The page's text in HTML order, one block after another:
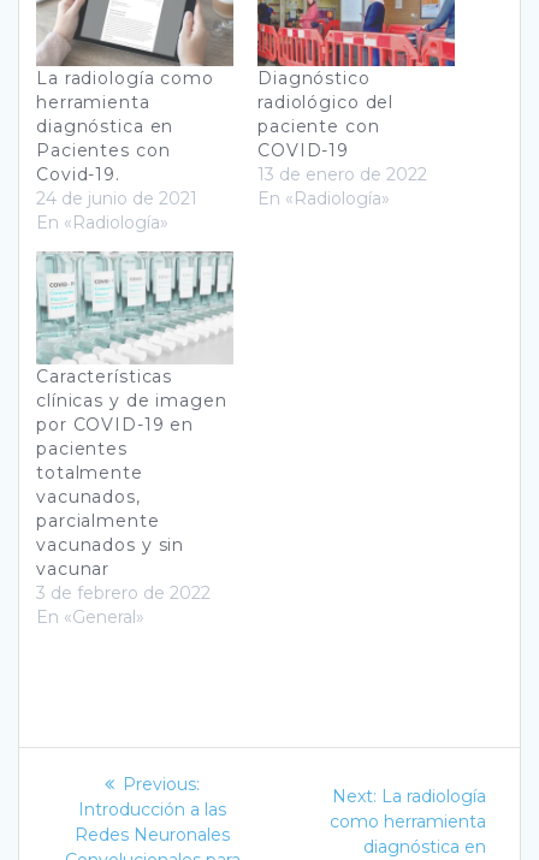
La radiología como
herramienta
diagnóstica en
Pacientes con
Covid-19.
24 de junio de 2021
En «Radiología»
Diagnóstico
radiológico del
paciente con
COVID-19
13 de enero de 2022
En «Radiología»
Características
clínicas y de imagen
por COVID-19 en
pacientes
totalmente
vacunados,
parcialmente
vacunados y sin
vacunar
3 de febrero de 2022
En «General»
Navegación
Previous:
post:
Introducción a las
Redes Neuronales
Next: Next
post:
La radiología
como herramienta
diagnóstica en